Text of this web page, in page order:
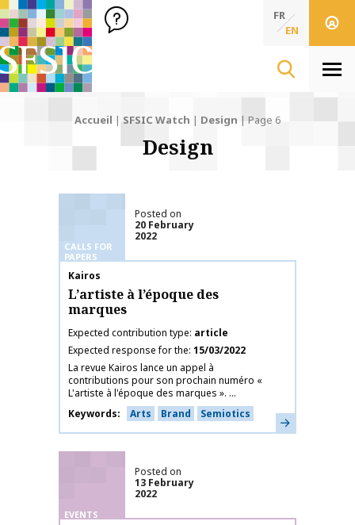
SFSIC Société Française des Sciences de l'Information & de
Société Française des Sciences de
FR
EN
Accueil | SFSIC Watch | Design | Page 6
Design
CALLS FOR
PAPERS
Posted on
20 February
2022
Publication name
Kairos
L’artiste à l’époque des
marques
Expected contribution type article
Expected response for the 15/03/2022
La revue Kairos lance un appel à
contributions pour son prochain numéro «
L'artiste à l'époque des marques ». ...
Keywords
Arts Brand Semiotics Learn more
EVENTS
Posted on
13 February
2022